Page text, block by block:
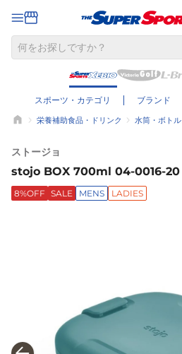
スポーツ・カテゴリ ブランド
栄養補助食品・ドリンク 水筒・ボトル
ストージョ
stojo BOX 700ml 04-0016-20
8%OFF SALE MENS LADIES